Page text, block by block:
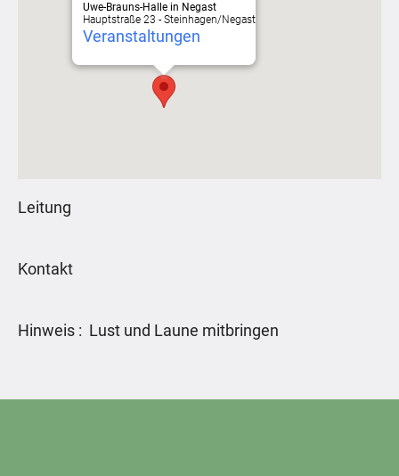
Uwe-Brauns-Halle in Negast
Hauptstraße 23 - Steinhagen/Negast
Veranstaltungen
Leitung
Kontakt
Hinweis : Lust und Laune mitbringen